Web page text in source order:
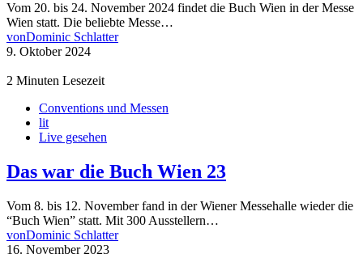
Vom 20. bis 24. November 2024 findet die Buch Wien in der Messe
Wien statt. Die beliebte Messe…
vonDominic Schlatter
9. Oktober 2024
2 Minuten Lesezeit
Conventions und Messen
lit
Live gesehen
Das war die Buch Wien 23
Vom 8. bis 12. November fand in der Wiener Messehalle wieder die
“Buch Wien” statt. Mit 300 Ausstellern…
vonDominic Schlatter
16. November 2023